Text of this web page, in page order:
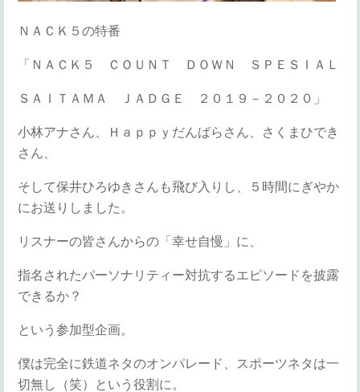
ＮＡＣＫ５の特番
「ＮＡＣＫ５ ＣＯＵＮＴ ＤＯＷＮ ＳＰＥＳＩＡＬ
ＳＡＩＴＡＭＡ ＪＡＤＧＥ ２０１９－２０２０」
小林アナさん、Ｈａｐｐｙだんばらさん、さくまひでき
さん、
そして保井ひろゆきさんも飛び入りし、５時間にぎやか
にお送りしました。
リスナーの皆さんからの「幸せ自慢」に、
指名されたパーソナリティー対抗するエピソードを披露
できるか？
という参加型企画。
僕は完全に鉄道ネタのオンパレード、スポーツネタは一
切無し（笑）という役割に。